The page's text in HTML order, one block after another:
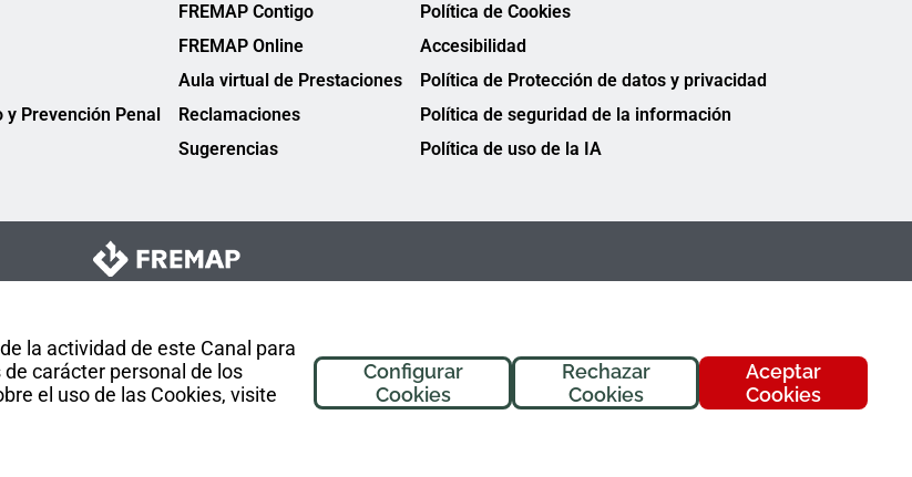
la actividad de este Canal para
carácter personal de los
el uso de las Cookies, visite
Aceptar
Cookies
Rechazar
Cookies
Configurar
Cookies
¡Hola! Soy
, tu asistente de
FREMAP. ¿En qué puedo ayudarte
hoy?
Prevención Penal
FREMAP Contigo
FREMAP Online
Aula virtual de Prestaciones
Reclamaciones
Sugerencias
Política de Cookies
Accesibilidad
Política de Protección de datos y privacidad
Política de seguridad de la información
Política de uso de la IA